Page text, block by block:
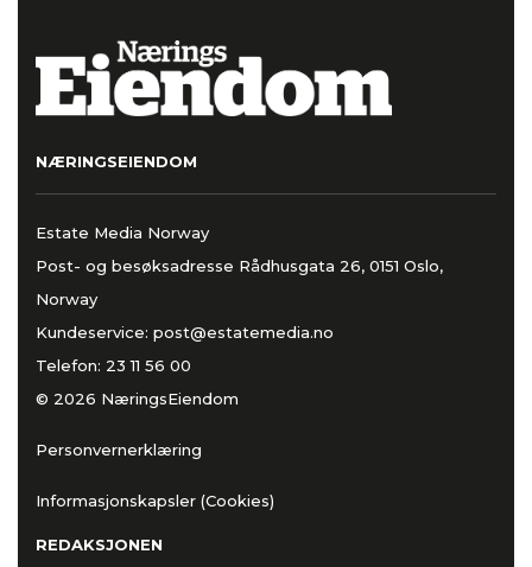
NÆRINGSEIENDOM
Estate Media Norway
Post- og besøksadresse Rådhusgata 26, 0151 Oslo,
Norway
Kundeservice: post@estatemedia.no
Telefon: 23 11 56 00
© 2026 NæringsEiendom
Personvernerklæring
Informasjonskapsler (Cookies)
REDAKSJONEN